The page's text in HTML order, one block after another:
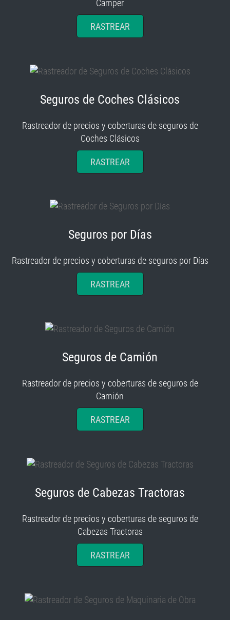
Camper
RASTREAR
Seguros de Coches Clásicos
Rastreador de precios y coberturas de seguros de
Coches Clásicos
RASTREAR
Seguros por Días
Rastreador de precios y coberturas de seguros por Días
RASTREAR
Seguros de Camión
Rastreador de precios y coberturas de seguros de
Camión
RASTREAR
Seguros de Cabezas Tractoras
Rastreador de precios y coberturas de seguros de
Cabezas Tractoras
RASTREAR